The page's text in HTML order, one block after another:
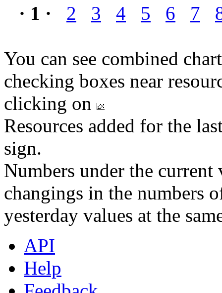
· 1 · 2 3 4 5 6 7
You can see combined
checking boxes near
clicking on
Resources added for the
sign.
Numbers under the
changings in the numbers
yesterday values at the
API
Help